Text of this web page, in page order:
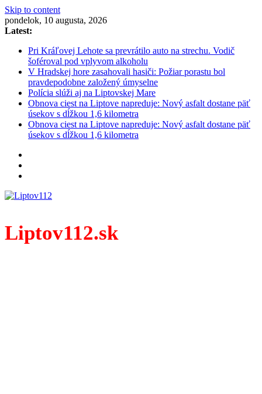
Skip to content
pondelok, 10 augusta, 2026
Latest:
Pri Kráľovej Lehote sa prevrátilo auto na strechu. Vodič
šoféroval pod vplyvom alkoholu
V Hradskej hore zasahovali hasiči: Požiar porastu bol
pravdepodobne založený úmyselne
Polícia slúži aj na Liptovskej Mare
Obnova ciest na Liptove napreduje: Nový asfalt dostane päť
úsekov s dĺžkou 1,6 kilometra
Obnova ciest na Liptove napreduje: Nový asfalt dostane päť
úsekov s dĺžkou 1,6 kilometra
Liptov112.sk